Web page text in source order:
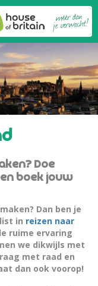
Doe
boek jouw
Dan ben je
in reizen naar
ruime ervaring
we dikwijls met
met raad en
dan ook voorop!